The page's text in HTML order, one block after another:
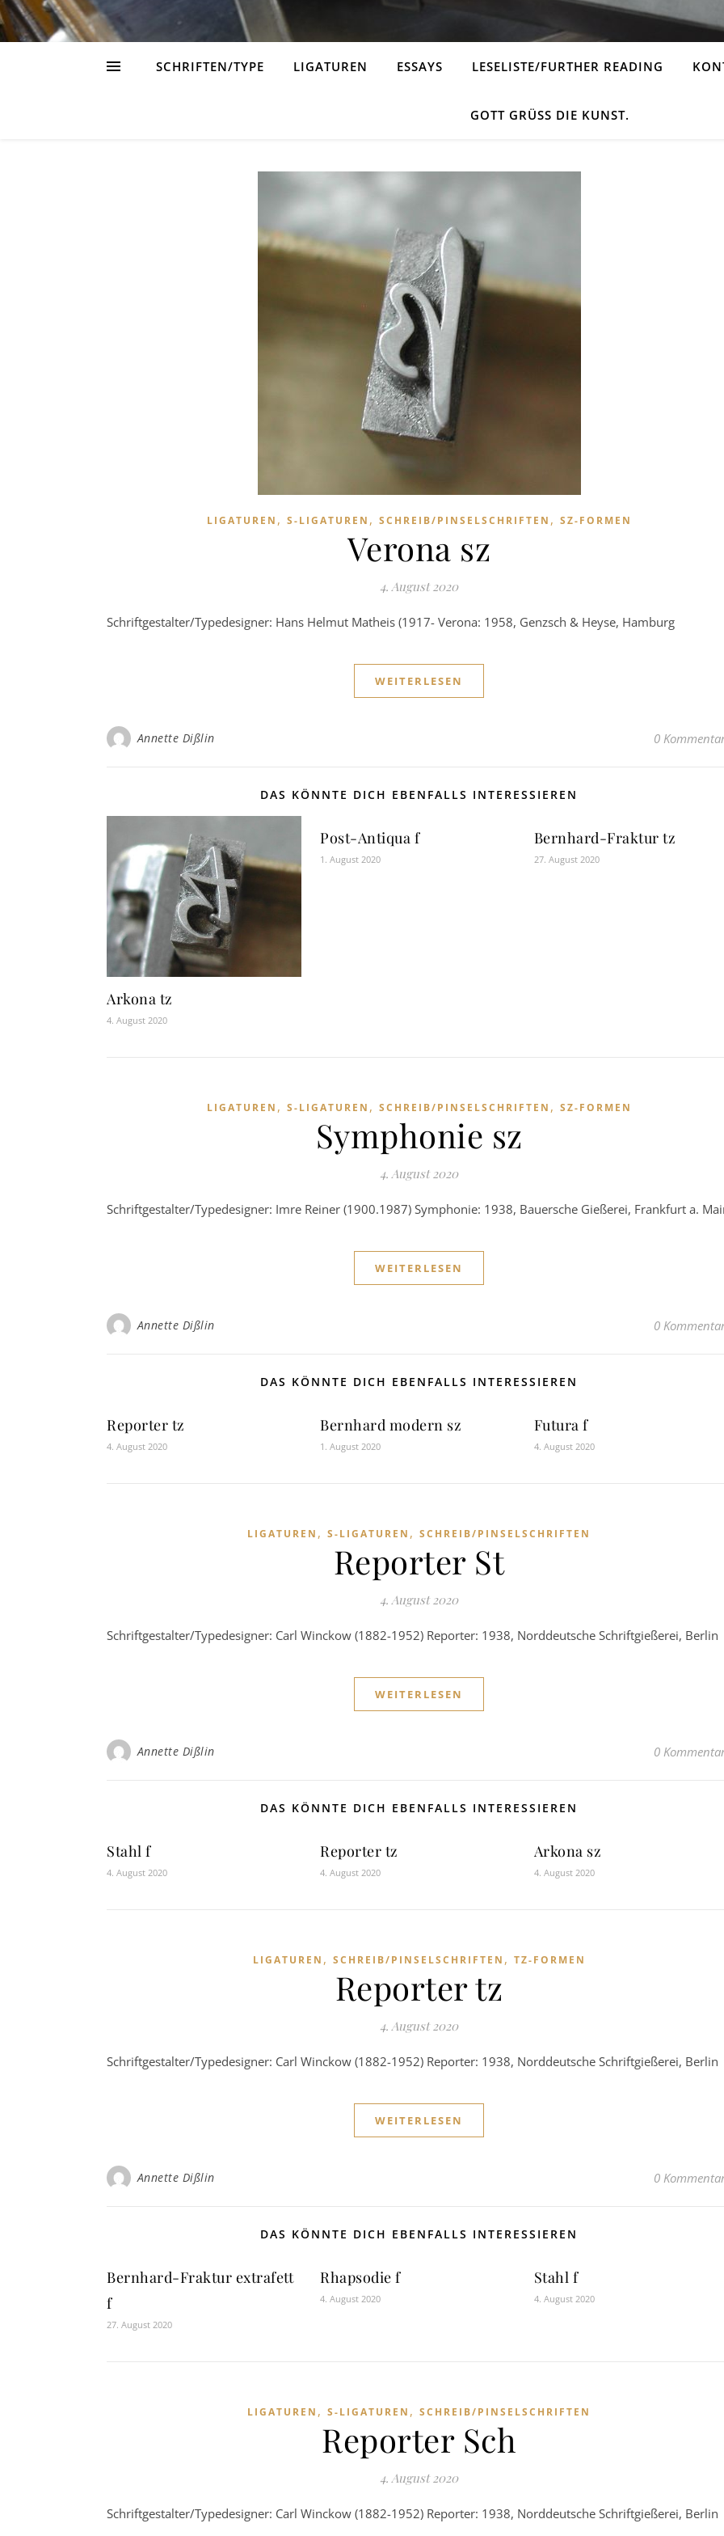
SCHRIFTEN/TYPE LIGATUREN ESSAYS LESELISTE/FURTHER READING
GOTT GRÜSS DIE KUNST.
LIGATUREN , S-LIGATUREN , SCHREIB/PINSELSCHRIFTEN , SZ-FORMEN
Verona sz
4. August 2020
Schriftgestalter/Typedesigner: Hans Helmut Matheis (1917- Verona: 1958, Genzsch & Heyse, Hamburg
WEITERLESEN
Annette Dißlin 0
DAS KÖNNTE DICH EBENFALLS INTERESSIEREN
Arkona tz
4. August 2020
Post-Antiqua f
1. August 2020
Bernhard-Fraktur tz
27. August 2020
LIGATUREN , S-LIGATUREN , SCHREIB/PINSELSCHRIFTEN , SZ-FORMEN
Symphonie sz
4. August 2020
Schriftgestalter/Typedesigner: Imre Reiner (1900.1987) Symphonie: 1938, Bauersche Gießerei, Frankfurt a.
WEITERLESEN
Annette Dißlin 0
DAS KÖNNTE DICH EBENFALLS INTERESSIEREN
Reporter tz
4. August 2020
Bernhard modern sz
1. August 2020
Futura f
4. August 2020
LIGATUREN , S-LIGATUREN , SCHREIB/PINSELSCHRIFTEN
Reporter St
4. August 2020
Schriftgestalter/Typedesigner: Carl Winckow (1882-1952) Reporter: 1938, Norddeutsche Schriftgießerei, Berlin
WEITERLESEN
Annette Dißlin 0
DAS KÖNNTE DICH EBENFALLS INTERESSIEREN
Stahl f
4. August 2020
Reporter tz
4. August 2020
Arkona sz
4. August 2020
LIGATUREN , SCHREIB/PINSELSCHRIFTEN , TZ-FORMEN
Reporter tz
4. August 2020
Schriftgestalter/Typedesigner: Carl Winckow (1882-1952) Reporter: 1938, Norddeutsche Schriftgießerei, Berlin
WEITERLESEN
Annette Dißlin 0
DAS KÖNNTE DICH EBENFALLS INTERESSIEREN
Bernhard-Fraktur extrafett
f
27. August 2020
Rhapsodie f
4. August 2020
Stahl f
4. August 2020
LIGATUREN , S-LIGATUREN , SCHREIB/PINSELSCHRIFTEN
Reporter Sch
4. August 2020
Schriftgestalter/Typedesigner: Carl Winckow (1882-1952) Reporter: 1938, Norddeutsche Schriftgießerei, Berlin